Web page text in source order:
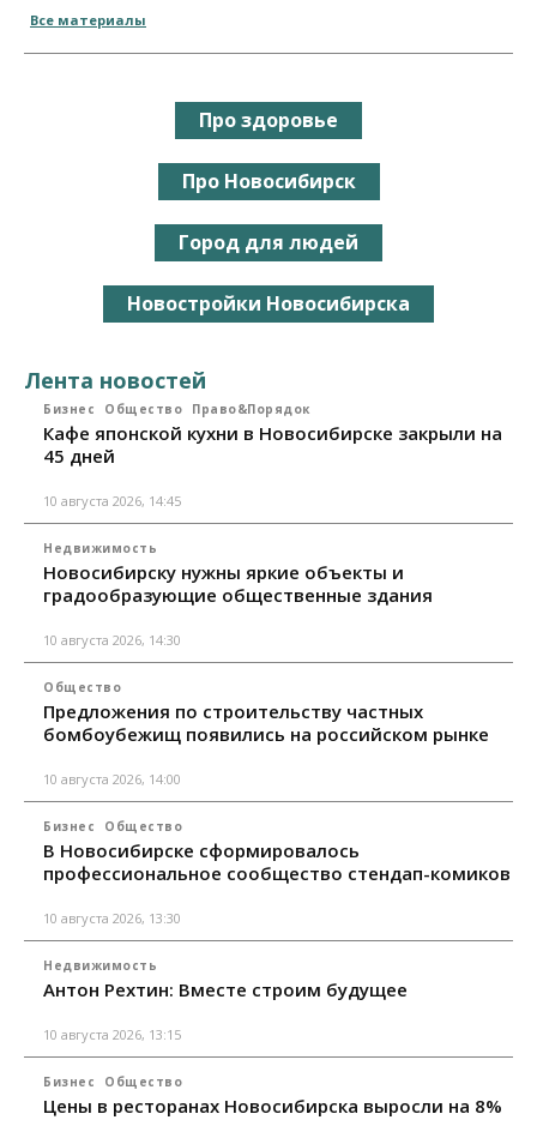
Все материалы
Про здоровье
Про Новосибирск
Город для людей
Новостройки Новосибирска
Лента новостей
Бизнес Общество Право&Порядок
Кафе японской кухни в Новосибирске закрыли на
45 дней
10 августа 2026, 14:45
Недвижимость
Новосибирску нужны яркие объекты и
градообразующие общественные здания
10 августа 2026, 14:30
Общество
Предложения по строительству частных
бомбоубежищ появились на российском рынке
10 августа 2026, 14:00
Бизнес Общество
В Новосибирске сформировалось
профессиональное сообщество стендап-комиков
10 августа 2026, 13:30
Недвижимость
Антон Рехтин: Вместе строим будущее
10 августа 2026, 13:15
Бизнес Общество
Цены в ресторанах Новосибирска выросли на 8%